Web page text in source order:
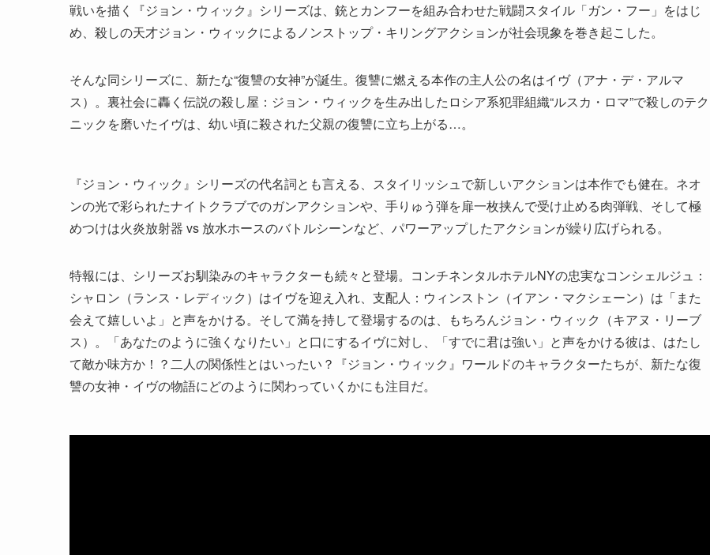
戦いを描く『ジョン・ウィック』シリーズは、銃とカンフーを組み合わせた戦闘スタイル「ガン・フー」をはじ
め、殺しの天才ジョン・ウィックによるノンストップ・キリングアクションが社会現象を巻き起こした。
そんな同シリーズに、新たな“復讐の女神”が誕生。復讐に燃える本作の主人公の名はイヴ（アナ・デ・アルマ
ス）。裏社会に轟く伝説の殺し屋：ジョン・ウィックを生み出したロシア系犯罪組織“ルスカ・ロマ”で殺しのテク
ニックを磨いたイヴは、幼い頃に殺された父親の復讐に立ち上がる…。
『ジョン・ウィック』シリーズの代名詞とも言える、スタイリッシュで新しいアクションは本作でも健在。ネオ
ンの光で彩られたナイトクラブでのガンアクションや、手りゅう弾を扉一枚挟んで受け止める肉弾戦、そして極
めつけは火炎放射器 vs 放水ホースのバトルシーンなど、パワーアップしたアクションが繰り広げられる。
特報には、シリーズお馴染みのキャラクターも続々と登場。コンチネンタルホテルNYの忠実なコンシェルジュ：
シャロン（ランス・レディック）はイヴを迎え入れ、支配人：ウィンストン（イアン・マクシェーン）は「また
会えて嬉しいよ」と声をかける。そして満を持して登場するのは、もちろんジョン・ウィック（キアヌ・リーブ
ス）。「あなたのように強くなりたい」と口にするイヴに対し、「すでに君は強い」と声をかける彼は、はたし
て敵か味方か！？二人の関係性とはいったい？『ジョン・ウィック』ワールドのキャラクターたちが、新たな復
讐の女神・イヴの物語にどのように関わっていくかにも注目だ。